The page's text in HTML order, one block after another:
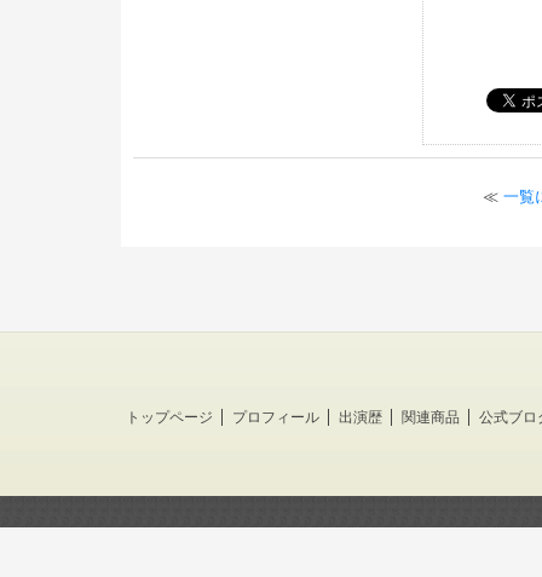
≪ 一覧
トップページ プロフィール 出演歴 関連商品 公式ブロ